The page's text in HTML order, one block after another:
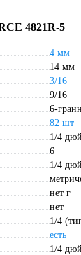
4821R-5
4 мм
14 мм
3/16
9/16
6-
82 шт
1/4
6
1/4
нет г
нет
1/4
есть
1/4